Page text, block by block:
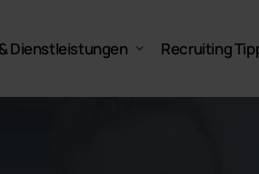
Dienstleistungen Recruiting